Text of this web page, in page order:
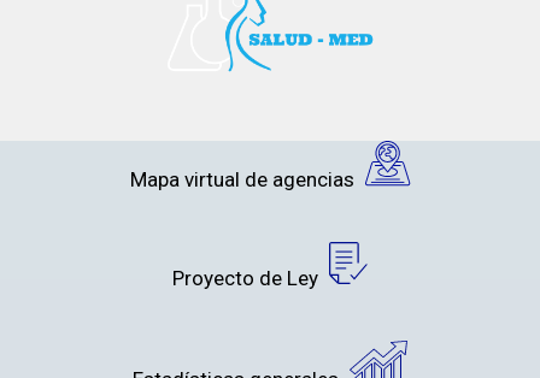
Mapa virtual de agencias
Proyecto de Ley